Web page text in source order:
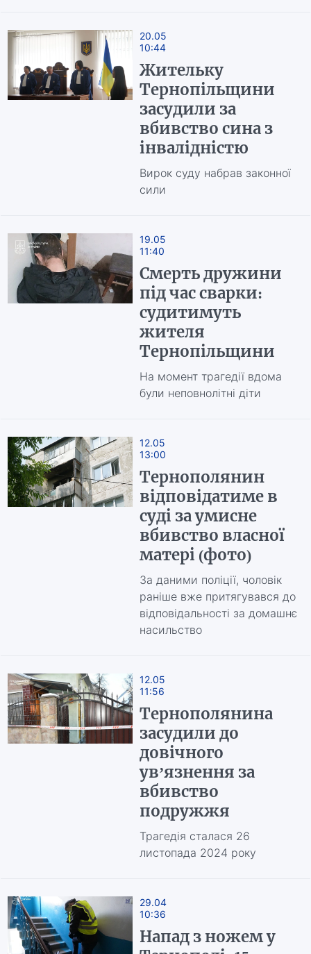
20.05
10:44
Жительку
Тернопільщини
засудили за
вбивство сина з
інвалідністю
Вирок суду набрав законної
сили
19.05
11:40
Смерть дружини
під час сварки:
судитимуть
жителя
Тернопільщини
На момент трагедії вдома
були неповнолітні діти
12.05
13:00
Тернополянин
відповідатиме в
суді за умисне
вбивство власної
матері (фото)
За даними поліції, чоловік
раніше вже притягувався до
відповідальності за домашнє
насильство
12.05
11:56
Тернополянина
засудили до
довічного
ув’язнення за
вбивство
подружжя
Трагедія сталася 26
листопада 2024 року
29.04
10:36
Напад з ножем у